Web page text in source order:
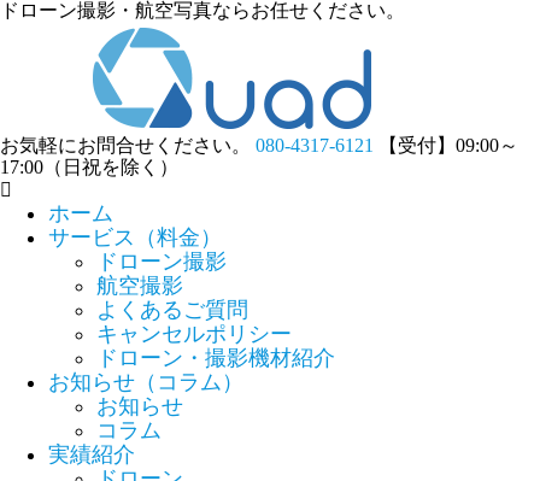
ドローン撮影・航空写真ならお任せください。
お気軽にお問合せください。 080-4317-6121
【受付】09:00～
17:00（日祝を除く）
ホーム
サービス（料金）
ドローン撮影
航空撮影
よくあるご質問
キャンセルポリシー
ドローン・撮影機材紹介
お知らせ（コラム）
お知らせ
コラム
実績紹介